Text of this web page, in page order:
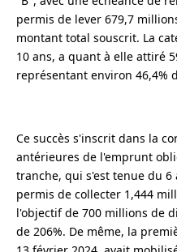
permis de lever 679,7
montant total souscrit. La
10 ans, a quant à elle attiré
représentant environ 46,4%
Ce succès s'inscrit dans la
antérieures de l'emprunt
tranche, qui s'est tenue du 6
permis de collecter 1,444
l'objectif de 700 millions de
de 206%. De même, la